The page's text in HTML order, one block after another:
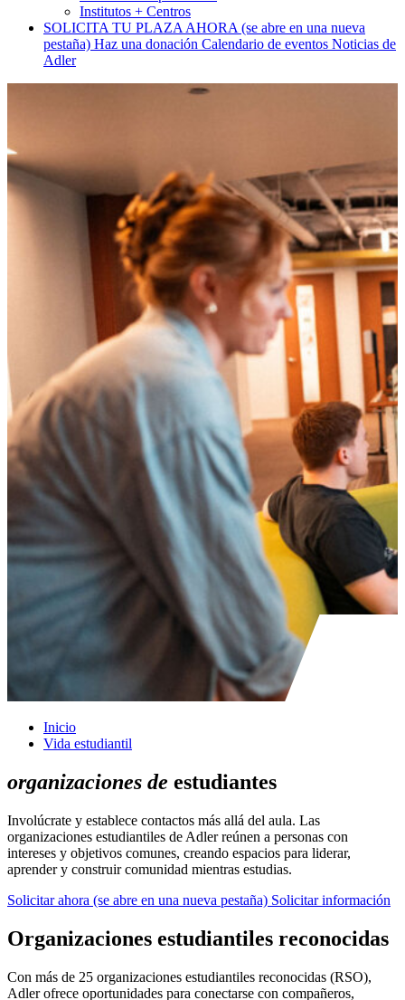
Institutos + Centros
SOLICITA TU PLAZA AHORA (se abre en una nueva
pestaña) Haz una donación Calendario de eventos Noticias de
Adler
Inicio
Vida estudiantil
organizaciones de estudiantes
Involúcrate y establece contactos más allá del aula. Las
organizaciones estudiantiles de Adler reúnen a personas con
intereses y objetivos comunes, creando espacios para liderar,
aprender y construir comunidad mientras estudias.
Solicitar ahora (se abre en una nueva pestaña) Solicitar información
Organizaciones estudiantiles reconocidas
Con más de 25 organizaciones estudiantiles reconocidas (RSO),
Adler ofrece oportunidades para conectarse con compañeros,